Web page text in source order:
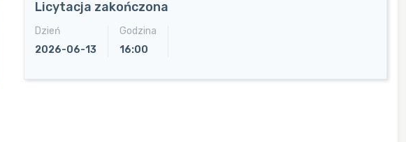
Licytacja zakończona
Dzień
2026-06-13
Godzina
16:00